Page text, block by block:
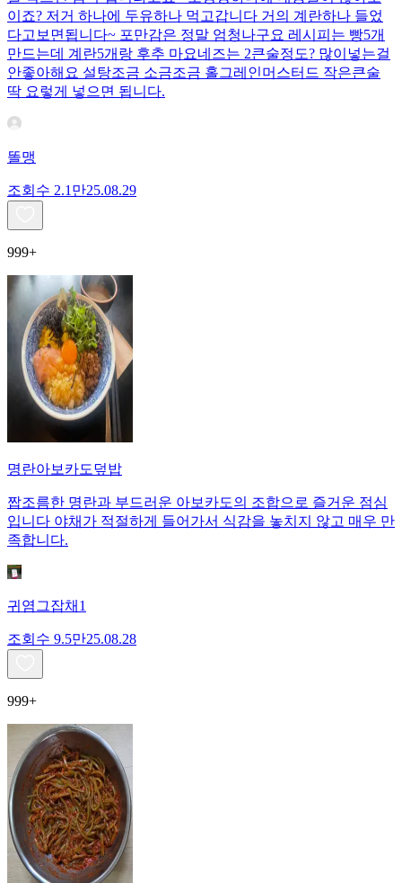
이죠? 저거 하나에 두유하나 먹고갑니다 거의 계란하나 들었
다고보면됩니다~ 포만감은 정말 엄청나구요 레시피는 빵5개
만드는데 계란5개랑 후추 마요네즈는 2큰술정도? 많이넣는걸
안좋아해요 설탕조금 소금조금 홀그레인머스터드 작은큰술
딱 요렇게 넣으면 됩니다.
똘맹
조회수 2.1만25.08.29
999+
명란아보카도덮밥
짭조름한 명란과 부드러운 아보카도의 조합으로 즐거운 점심
입니다 야채가 적절하게 들어가서 식감을 놓치지 않고 매우 만
족합니다.
귀염그잡채1
조회수 9.5만25.08.28
999+